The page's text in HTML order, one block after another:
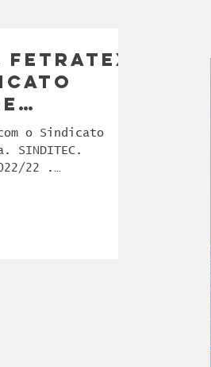
Fetratex
o Sindicato
SINDITEC.
22 .